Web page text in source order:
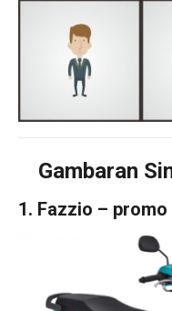
Gambaran
1. Fazzio –